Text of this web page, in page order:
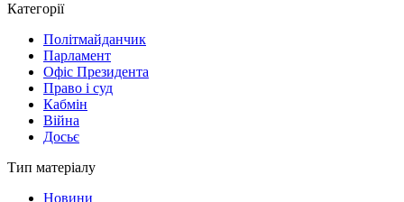
Категорії
Політмайданчик
Парламент
Офіс Президента
Право і суд
Кабмін
Війна
Досьє
Тип матеріалу
Новини